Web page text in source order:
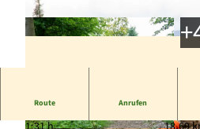
Route Anrufen